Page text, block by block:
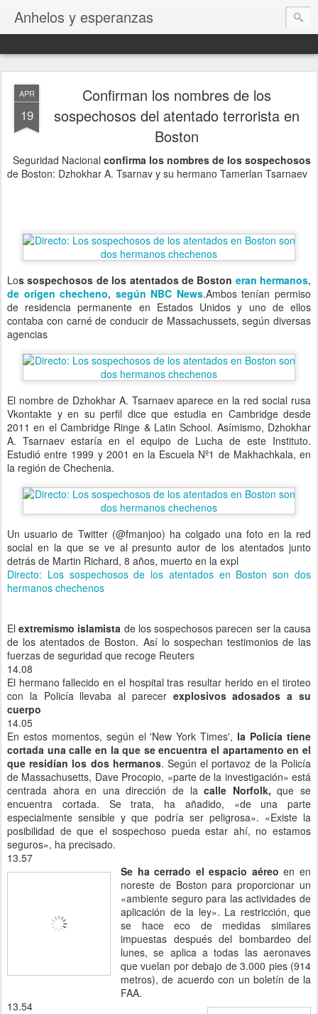
Anhelos y esperanzas
APR
19
Confirman los nombres de los
sospechosos del atentado terrorista en
Boston
Seguridad Nacional confirma los nombres de los sospechosos
de Boston: Dzhokhar A. Tsarnav y su hermano Tamerlan Tsarnaev
Los sospechosos de los atentados de Boston eran hermanos,
de origen checheno, según NBC News.Ambos tenían permiso
de residencia permanente en Estados Unidos y uno de ellos
contaba con carné de conducir de Massachussets, según diversas
agencias
El nombre de Dzhokhar A. Tsarnaev aparece en la red social rusa
Vkontakte y en su perfil dice que estudia en Cambridge desde
2011 en el Cambridge Ringe & Latin School. Asímismo, Dzhokhar
A. Tsarnaev estaría en el equipo de Lucha de este Instituto.
Estudió entre 1999 y 2001 en la Escuela Nº1 de Makhachkala, en
la región de Chechenia.
Un usuario de Twitter (@fmanjoo) ha colgado una foto en la red
social en la que se ve al presunto autor de los atentados junto
detrás de Martin Richard, 8 años, muerto en la expl
Directo: Los sospechosos de los atentados en Boston son dos
hermanos chechenos
El extremismo islamista de los sospechosos parecen ser la causa
de los atentados de Boston. Así lo sospechan testimonios de las
fuerzas de seguridad que recoge Reuters
14.08
El hermano fallecido en el hospital tras resultar herido en el tiroteo
con la Policía llevaba al parecerexplosivos adosados a su
cuerpo
14.05
En estos momentos, según el 'New York Times', la Policía tiene
cortada una calle en la que se encuentra el apartamento en el
que residían los dos hermanos. Según el portavoz de la Policía
de Massachusetts, Dave Procopio, «parte de la investigación» está
centrada ahora en una dirección de lacalle Norfolk, que se
encuentra cortada. Se trata, ha añadido, «de una parte
especialmente sensible y que podría ser peligrosa». «Existe la
posibilidad de que el sospechoso pueda estar ahí, no estamos
seguros», ha precisado.
13.57
Se ha cerrado el espacio aéreoen en
noreste de Boston para proporcionar un
«ambiente seguro para las actividades de
aplicación de la ley». La restricción, que
se hace eco de medidas similares
impuestas después del bombardeo del
lunes, se aplica a todas las aeronaves
que vuelan por debajo de 3.000 pies (914
metros), de acuerdo con un boletín de la
FAA.
13.54